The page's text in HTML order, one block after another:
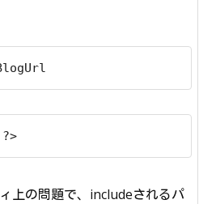
上の問題で、includeされるパ